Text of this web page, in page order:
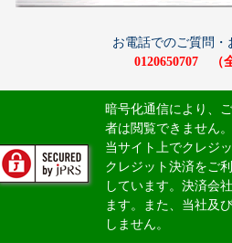
お電話でのご質問
0120650707 （
暗号化通信により、
者は閲覧できません。
当サイト上でクレジ
クレジット決済をご
しています。決済会
ます。また、当社及
しません。